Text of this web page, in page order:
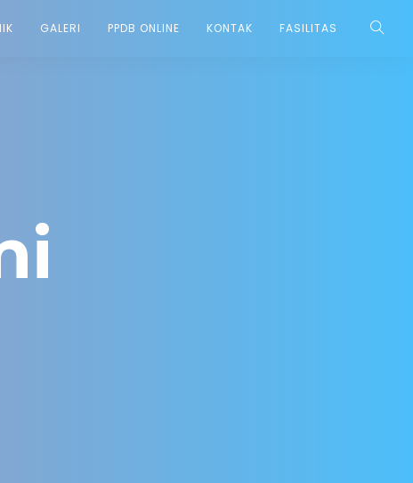
GALERI PPDB ONLINE KONTAK FASILITAS